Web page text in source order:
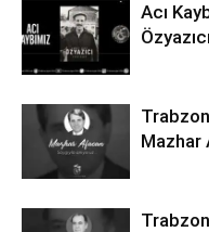
Acı
Mazhar